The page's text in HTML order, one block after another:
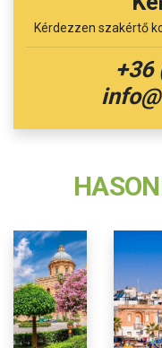
Kérdezzen szakértő
+36